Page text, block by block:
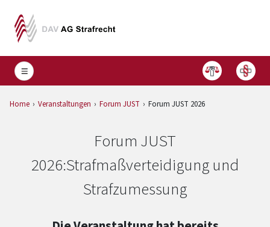
Home Veranstaltungen Forum JUST Forum JUST 2026
Forum JUST
2026:Strafmaßverteidigung und
Strafzumessung